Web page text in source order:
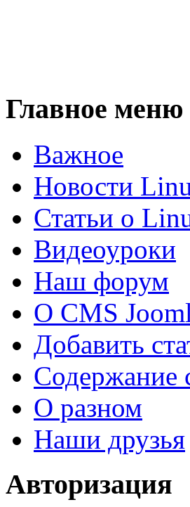
Главное меню
Важное
Новости
Статьи о
Видеоуроки
Наш форум
О CMS
Добавить
Содержание
О разном
Наши друзья
Авторизация